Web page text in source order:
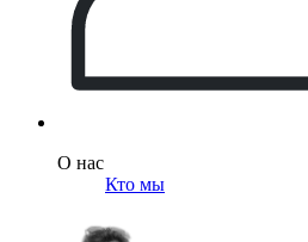
О нас
Кто мы